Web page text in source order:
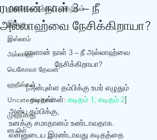
கிறிஸ்தவ தற்காப்பு ஊழியம்
இயேசு
இஸ்லாம்
அல்லாஹ்
யெகோவா தேவன்
ஹதீஸ்கள்
Uncategorized
முஹம்மது
பைபிள்
ரமளான் நாள் 3 – நீ
அல்லாஹ்வை நேசிக்கிறாயா?
ரமளான் நாள் 3 – நீ அல்லாஹ்வை
நேசிக்கிறாயா?
[அன்புள்ள தம்பிக்கு உமர் எழுதும்
கடிதங்கள்: கடிதம் 1, கடிதம் 2]
அன்பு தம்பிக்கு,
உனக்கு சமாதானம் உண்டாவதாக.
என்னுடைய இரண்டாவது கடிதத்தை